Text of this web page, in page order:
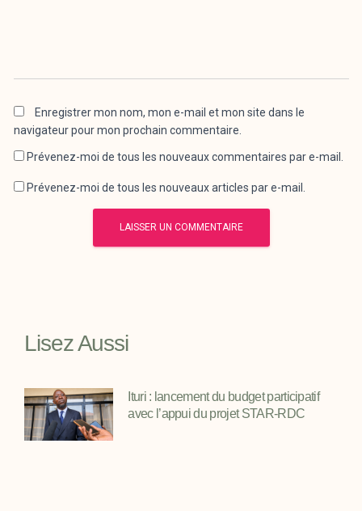
Enregistrer mon nom, mon e-mail et mon site dans le
navigateur pour mon prochain commentaire.
Prévenez-moi de tous les nouveaux commentaires par e-mail.
Prévenez-moi de tous les nouveaux articles par e-mail.
Lisez Aussi
Ituri : lancement du budget participatif
avec l’appui du projet STAR-RDC